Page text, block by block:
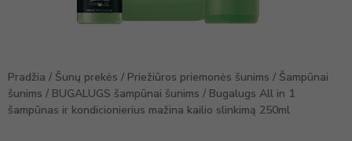
Pradžia / Šunų prekės / Priežiūros priemonės šunims / Šampūnai
šunims / BUGALUGS šampūnai šunims / Bugalugs All in 1
šampūnas ir kondicionierius mažina kailio slinkimą 250ml